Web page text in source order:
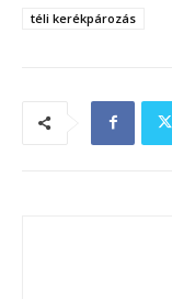
téli kerékpározás